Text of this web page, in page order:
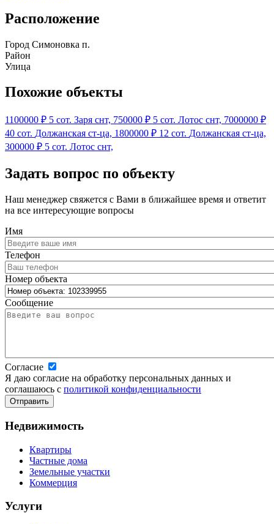
Расположение
Город Симоновка п.
Район
Улица
Похожие объекты
1100000 ₽ 5 сот. Заря снт, 750000 ₽ 5 сот. Лотос снт, 7000000 ₽
40 сот. Должанская ст-ца, 1800000 ₽ 12 сот. Должанская ст-ца,
300000 ₽ 5 сот. Лотос снт,
Задать вопрос по объекту
Наш менеджер свяжется с Вами в ближайшее время и ответит
на все интересующие вопросы
Имя
Телефон
Номер объекта
Сообщение
Согласие
Я даю согласие на обработку персональных данных и
соглашаюсь с политикой конфиденциальности
Недвижимость
Квартиры
Частные дома
Земельные участки
Коммерция
Услуги